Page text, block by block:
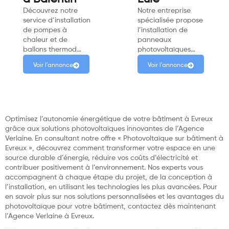
Découvrez notre
service d’installation
de pompes à
chaleur et de
ballons thermod…
Voir l'annonce
Notre entreprise
spécialisée propose
l’installation de
panneaux
photovoltaïques…
Voir l'annonce
Optimisez l’autonomie énergétique de votre bâtiment à Evreux
grâce aux solutions photovoltaïques innovantes de l’Agence
Verlaine. En consultant notre offre « Photovoltaïque sur bâtiment à
Evreux », découvrez comment transformer votre espace en une
source durable d’énergie, réduire vos coûts d’électricité et
contribuer positivement à l’environnement. Nos experts vous
accompagnent à chaque étape du projet, de la conception à
l’installation, en utilisant les technologies les plus avancées. Pour
en savoir plus sur nos solutions personnalisées et les avantages du
photovoltaïque pour votre bâtiment, contactez dès maintenant
l’Agence Verlaine à Evreux.